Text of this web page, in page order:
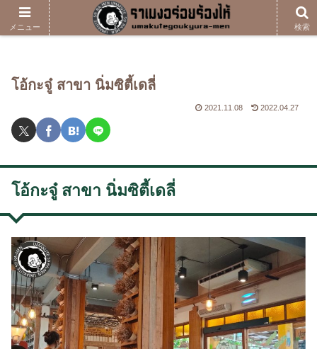
ホーム blog โอ้กะจู๋ สาขา นิ่มซิตี้เดลี่
โอ้กะจู๋ สาขา นิ่มซิตี้เดลี่
2021.11.08 2022.04.27
​ โอ้กะจู๋ สาขา นิ่มซิตี้เดลี่
メニュー 検索